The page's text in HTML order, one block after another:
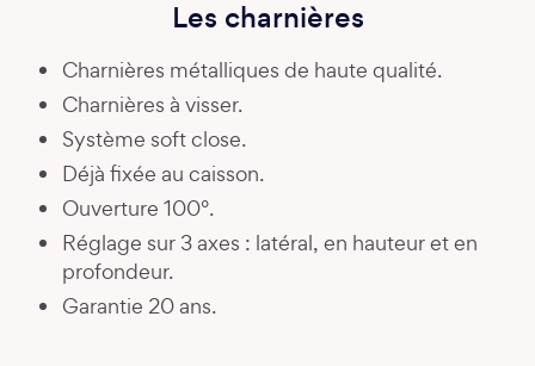
Les charnières
Charnières métalliques de haute qualité.
Charnières à visser.
Système soft close.
Déjà fixée au caisson.
Ouverture 100°.
Réglage sur 3 axes : latéral, en hauteur et en
profondeur.
Garantie 20 ans.